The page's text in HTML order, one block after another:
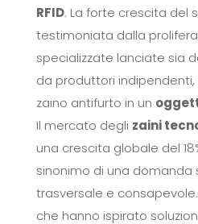
RFID. La forte crescita del
testimoniata dalla
specializzate lanciate sia
da produttori
zaino antifurto in un
Il mercato degli zaini
una crescita globale del
sinonimo di una domanda
trasversale e
che hanno ispirato